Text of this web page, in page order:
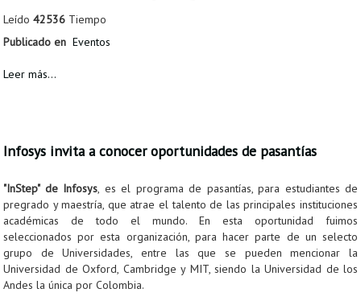
Leído 42536 Tiempo
Publicado en Eventos
Leer más...
Infosys invita a conocer oportunidades de pasantías
"InStep" de Infosys, es el programa de pasantías, para estudiantes de
pregrado y maestría, que atrae el talento de las principales instituciones
académicas de todo el mundo. En esta oportunidad fuimos
seleccionados por esta organización, para hacer parte de un selecto
grupo de Universidades, entre las que se pueden mencionar la
Universidad de Oxford, Cambridge y MIT, siendo la Universidad de los
Andes la única por Colombia.